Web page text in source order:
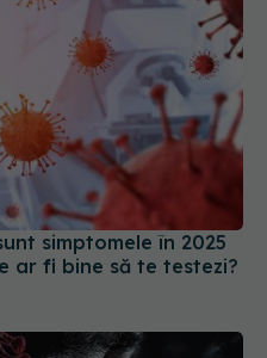
simptomele în 2025
ar fi bine să te testezi?